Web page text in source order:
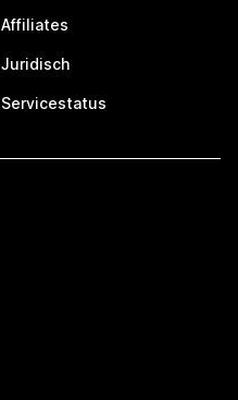
Affiliates
Juridisch
Servicestatus